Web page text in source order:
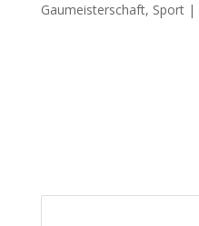
Gaumeisterschaft, Sport|